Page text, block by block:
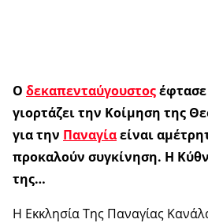
Ο δεκαπενταύγουστοςέφτασε
γιορτάζει την Κοίμηση της
για την Παναγίαείναι
προκαλούν συγκίνηση. Η
της…
Η Εκκλησία Της Παναγίας